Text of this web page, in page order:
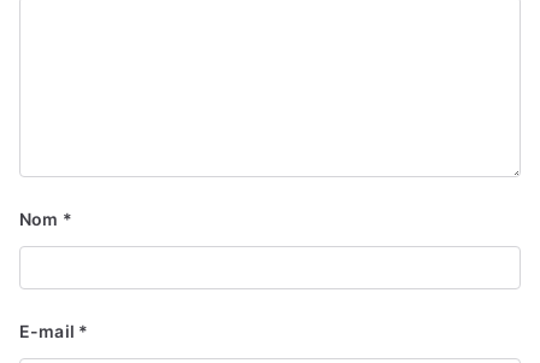
Nom *
E-mail *